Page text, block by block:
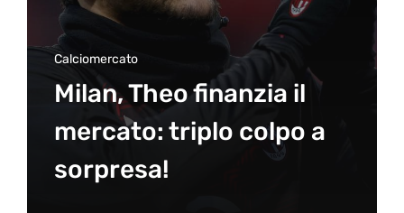
Calciomercato
Milan, Theo finanzia il
mercato: triplo colpo a
sorpresa!